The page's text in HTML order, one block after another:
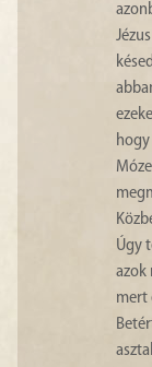
hogy
Úgy
azok
mert